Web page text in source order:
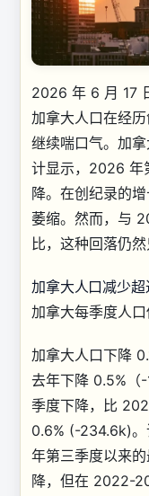
2026 年 6 月 17
加拿大人口在经历
继续喘口气。加
计显示，2026 年
降。在创纪录的
萎缩。然而，与
比，这种回落仍
加拿大人口减少
加拿大每季度人
加拿大人口下降
去年下降 0.5%（
季度下降，比
0.6% (-234.6k)
年第三季度以来
降，但在 2022-